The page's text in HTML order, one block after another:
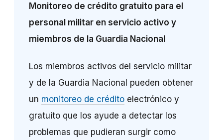
Monitoreo de crédito gratuito para el
personal militar en servicio activo y
miembros de la Guardia Nacional
Los miembros activos del servicio militar
y de la Guardia Nacional pueden obtener
un monitoreo de crédito electrónico y
gratuito que los ayude a detectar los
problemas que pudieran surgir como